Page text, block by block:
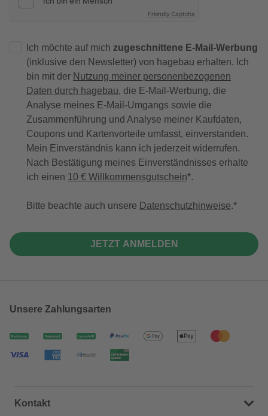
Friendly Captcha
Ich möchte auf mich zugeschnittene E-Mail-Werbung
(inklusive den Newsletter) von hagebau erhalten. Ich
bin mit der Nutzung meiner personenbezogenen
Daten durch hagebau, die E-Mail-Werbung, die
Analyse meines E-Mail-Umgangs sowie die
Zusammenführung und Analyse meiner Kaufdaten,
Coupons und Kartenvorteile umfasst, einverstanden.
Mein Einverständnis kann ich jederzeit widerrufen.
Nach Bestätigung meines Einverständnisses erhalte
ich einen 10 € Willkommensgutschein*.
Bitte beachte auch unsere Datenschutzhinweise.
JETZT ANMELDEN
Unsere Zahlungsarten
Kontakt